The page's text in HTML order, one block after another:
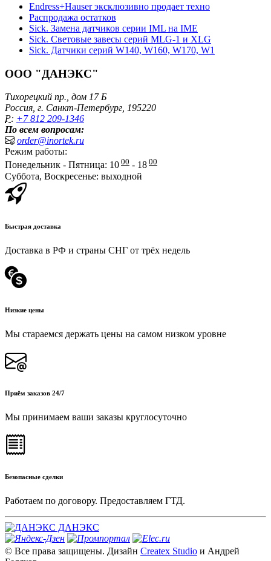
Endress+Hauser эксклюзивно продает техно
Распродажа остатков
Sick. Замена датчиков серии IML на IME
Sick. Световые завесы серий MLG-1 и XLG
Sick. Датчики серий W140, W160, W170, W1
ООО "ДАНЭКС"
Тихорецкий пр., дом 17 Б
Россия, г. Санкт-Петербург, 195220
P: +7 812 209-1346
По всем вопросам:
order@inortek.ru
Режим работы:
Понедельник - Пятница: 10 00 - 18 00
Суббота, Воскресенье: выходной
Быстрая доставка
Доставка в РФ и страны СНГ от трёх недель
Низкие цены
Мы стараемся держать цены на самом низком уровне
Приём заказов 24/7
Мы принимаем ваши заказы круглосуточно
Безопасные сделки
Работаем по договору. Предоставляем ГТД.
ДАНЭКС
© Все права защищены. Дизайн Createx Studio и Андрей